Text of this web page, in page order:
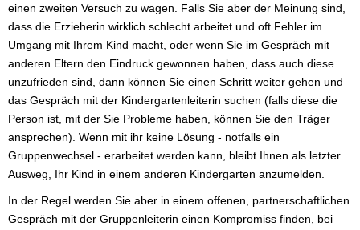
einen zweiten Versuch zu wagen. Falls Sie aber der Meinung sind,
dass die Erzieherin wirklich schlecht arbeitet und oft Fehler im
Umgang mit Ihrem Kind macht, oder wenn Sie im Gespräch mit
anderen Eltern den Eindruck gewonnen haben, dass auch diese
unzufrieden sind, dann können Sie einen Schritt weiter gehen und
das Gespräch mit der Kindergartenleiterin suchen (falls diese die
Person ist, mit der Sie Probleme haben, können Sie den Träger
ansprechen). Wenn mit ihr keine Lösung - notfalls ein
Gruppenwechsel - erarbeitet werden kann, bleibt Ihnen als letzter
Ausweg, Ihr Kind in einem anderen Kindergarten anzumelden.
In der Regel werden Sie aber in einem offenen, partnerschaftlichen
Gespräch mit der Gruppenleiterin einen Kompromiss finden, bei